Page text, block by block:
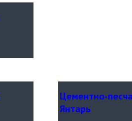
Цементно-
Янтарь